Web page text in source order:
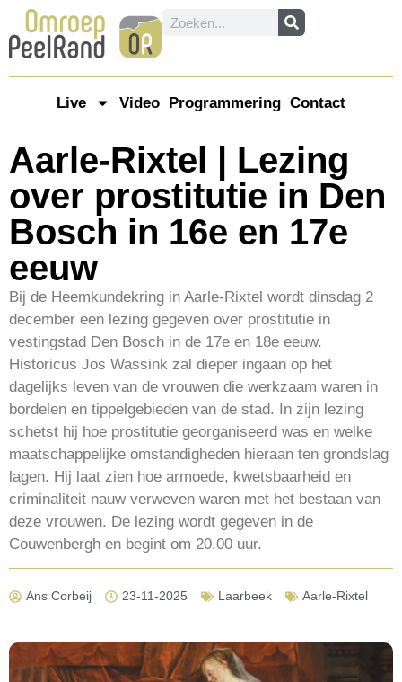
Live Video Programmering Contact
Aarle-Rixtel | Lezing
over prostitutie in Den
Bosch in 16e en 17e
eeuw
Bij de Heemkundekring in Aarle-Rixtel wordt dinsdag 2
december een lezing gegeven over prostitutie in
vestingstad Den Bosch in de 17e en 18e eeuw.
Historicus Jos Wassink zal dieper ingaan op het
dagelijks leven van de vrouwen die werkzaam waren in
bordelen en tippelgebieden van de stad. In zijn lezing
schetst hij hoe prostitutie georganiseerd was en welke
maatschappelijke omstandigheden hieraan ten grondslag
lagen. Hij laat zien hoe armoede, kwetsbaarheid en
criminaliteit nauw verweven waren met het bestaan van
deze vrouwen. De lezing wordt gegeven in de
Couwenbergh en begint om 20.00 uur.
Ans Corbeij 23-11-2025 Laarbeek Aarle-Rixtel